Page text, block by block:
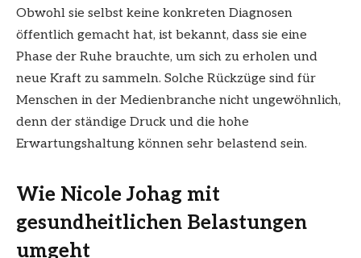
Obwohl sie selbst keine konkreten Diagnosen
öffentlich gemacht hat, ist bekannt, dass sie eine
Phase der Ruhe brauchte, um sich zu erholen und
neue Kraft zu sammeln. Solche Rückzüge sind für
Menschen in der Medienbranche nicht ungewöhnlich,
denn der ständige Druck und die hohe
Erwartungshaltung können sehr belastend sein.
Wie Nicole Johag mit
gesundheitlichen Belastungen
umgeht